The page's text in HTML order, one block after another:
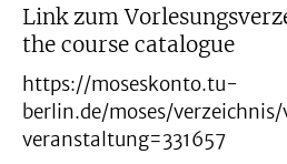
Link zum
the course catalogue
https://moseskonto.tu-
berlin.de/moses/
veranstaltung=331657